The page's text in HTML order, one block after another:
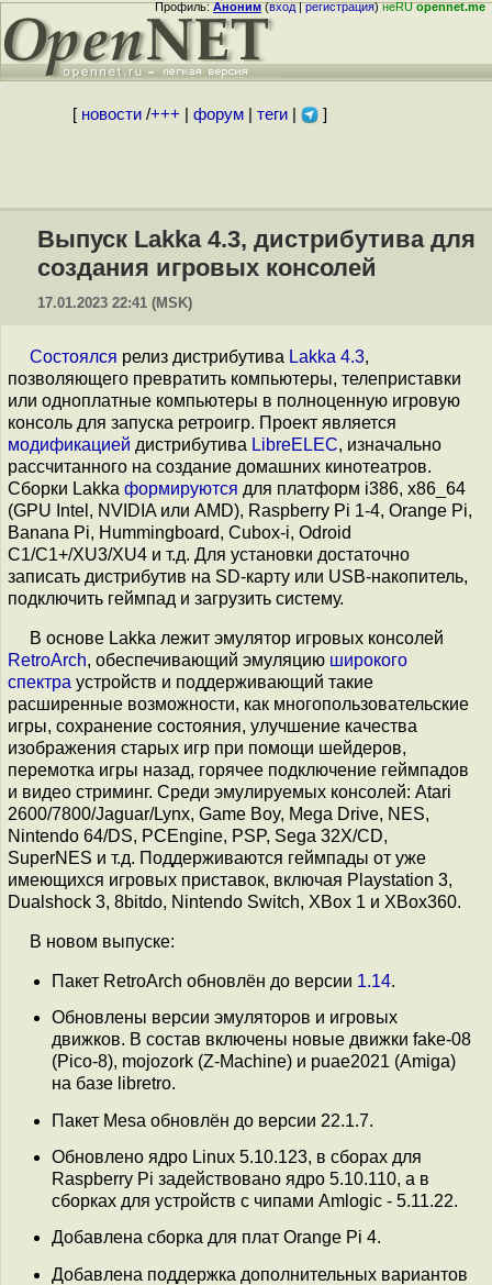
Профиль:Аноним(вход|регистрация)неRUopennet.me
[ новости/+++ форум| теги| ]
Выпуск Lakka 4.3, дистрибутива для
создания игровых консолей
17.01.2023 22:41 (MSK)
Состоялся релиз дистрибутива Lakka 4.3,
позволяющего превратить компьютеры, телеприставки
или одноплатные компьютеры в полноценную игровую
консоль для запуска ретроигр. Проект является
модификацией дистрибутива LibreELEC, изначально
рассчитанного на создание домашних кинотеатров.
Сборки Lakka формируются для платформ i386, x86_64
(GPU Intel, NVIDIA или AMD), Raspberry Pi 1-4, Orange Pi,
Banana Pi, Hummingboard, Cubox-i, Odroid
C1/C1+/XU3/XU4 и т.д. Для установки достаточно
записать дистрибутив на SD-карту или USB-накопитель,
подключить геймпад и загрузить систему.
В основе Lakka лежит эмулятор игровых консолей
RetroArch, обеспечивающий эмуляцию широкого
спектра устройств и поддерживающий такие
расширенные возможности, как многопользовательские
игры, сохранение состояния, улучшение качества
изображения старых игр при помощи шейдеров,
перемотка игры назад, горячее подключение геймпадов
и видео стриминг. Среди эмулируемых консолей: Atari
2600/7800/Jaguar/Lynx, Game Boy, Mega Drive, NES,
Nintendo 64/DS, PCEngine, PSP, Sega 32X/CD,
SuperNES и т.д. Поддерживаются геймпады от уже
имеющихся игровых приставок, включая Playstation 3,
Dualshock 3, 8bitdo, Nintendo Switch, XBox 1 и XBox360.
В новом выпуске:
Пакет RetroArch обновлён до версии 1.14.
Обновлены версии эмуляторов и игровых
движков. В состав включены новые движки fake-08
(Pico-8), mojozork (Z-Machine) и puae2021 (Amiga)
на базе libretro.
Пакет Mesa обновлён до версии 22.1.7.
Обновлено ядро Linux 5.10.123, в сборах для
Raspberry Pi задействовано ядро 5.10.110, а в
сборках для устройств с чипами Amlogic - 5.11.22.
Добавлена сборка для плат Orange Pi 4.
Добавлена поддержка дополнительных вариантов